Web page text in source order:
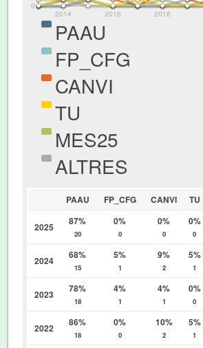
2014 2016 2018
0
PAAU
FP_CFG
CANVI
TU
MES25
ALTRES
PAAU FP_CFG CANVI TU
2025 87%
20
0%
0
0%
0
0%
0
2024 68%
15
5%
1
9%
2
5%
1
2023 78%
18
4%
1
4%
1
0%
0
2022 86%
18
0%
0
10%
2
5%
1